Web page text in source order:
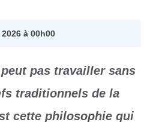
à 00h00
pas travailler sans
traditionnels de la
cette philosophie qui